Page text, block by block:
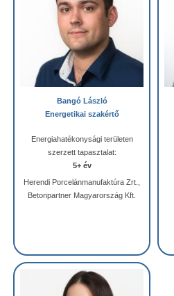
Bangó László
Energetikai szakértő
Energiahatékonysági területen
szerzett tapasztalat:
5+ év
Herendi Porcelánmanufaktúra Zrt.,
Betonpartner Magyarország Kft.